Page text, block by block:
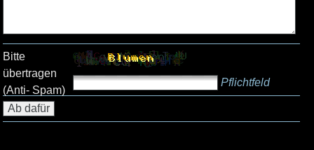
Bitte
übertragen
(Anti- Spam)
Pflichtfeld